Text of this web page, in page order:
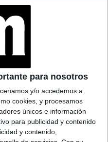
para nosotros
y/o accedemos a
cookies, y procesamos
únicos e información
para publicidad y contenido
y contenido,
5 CORTES Y ESTILOS
PARA MUJERES
EL CAMBIO DE LOOK
DE EMMA CORRIN
QUE ES TENDENCIA